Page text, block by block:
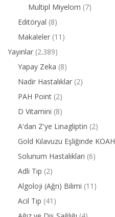
Multipl Miyelom (7)
Editöryal (8)
Makaleler (11)
Yayınlar (2.389)
Yapay Zeka (8)
Nadir Hastalıklar (2)
PAH Point (2)
D Vitamini (8)
A'dan Z'ye Linagliptin (2)
Gold Kılavuzu Eşliğinde KOAH
Solunum Hastalıkları (6)
Adli Tıp (2)
Algoloji (Ağrı) Bilimi (11)
Acil Tıp (41)